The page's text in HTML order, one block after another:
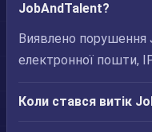
JobAndTalent?
Виявлено порушення
електронної пошти,
Коли стався витік